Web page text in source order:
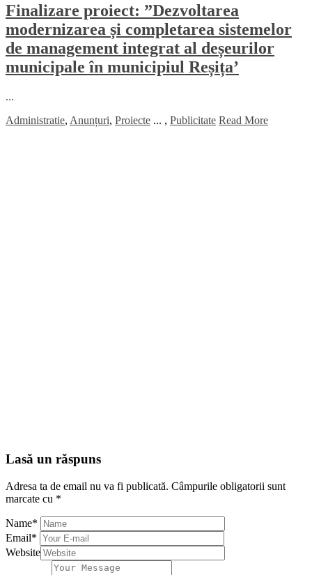
Finalizare proiect: ”Dezvoltarea
modernizarea și completarea sistemelor
de management integrat al deșeurilor
municipale în municipiul Reșița’
...
Administratie, Anunțuri, Proiecte ... , Publicitate Read More
Lasă un răspuns
Adresa ta de email nu va fi publicată. Câmpurile obligatorii sunt
marcate cu *
Name*
Email*
Website